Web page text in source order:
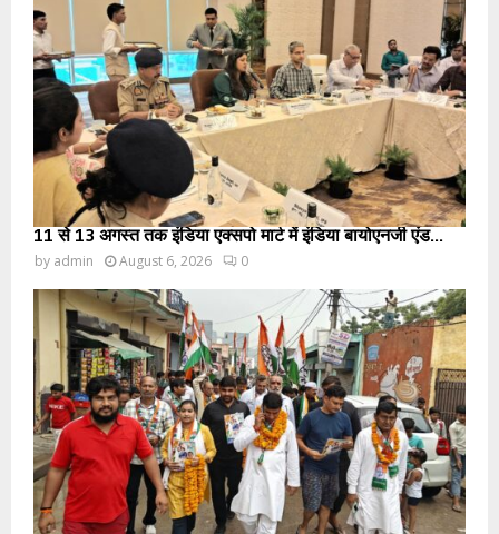
11 से 13 अगस्त तक इंडिया एक्सपो मार्ट में इंडिया बायोएनर्जी एंड...
by admin August 6, 2026 0